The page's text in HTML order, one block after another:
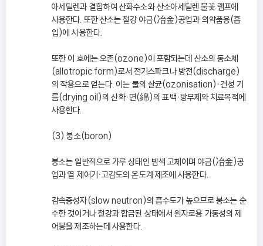
아세틸렌과 결합하여 산화수소와 산소아세틸렌 불꽃 램프에
사용한다. 또한 산소는 철강 야금(冶金)공업과 의약품용(흡
입)에 사용한다.
또한 이 호에는 오존(ozone)이 포함되는데 산소의 동소체
(allotropic form)로서 전기스파크나 방전(discharge)
의 작용으로 얻는다. 이는 물의 살균(ozonisation)ㆍ건성 기
름(drying oil)의 산화ㆍ면(綿)의 표백ㆍ방부제와 치료목적에
사용한다.
(3) 붕소(boron)
붕소는 일반적으로 가루 상태인 밤색 고체이며 야금(冶金)공
업과 열 제어기ㆍ고감도의 온도계 제조에 사용한다.
감속중성자(slow neutron)의 흡수도가 높으므로 붕소는 순
수한 것이거나 철강과 합금된 상태에서 원자로용 가동성의 제
어봉을 제조하는데 사용한다.